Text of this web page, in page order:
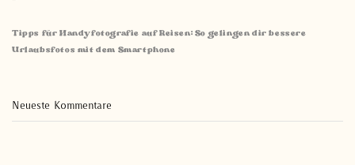
Tipps für Handyfotografie auf Reisen: So gelingen dir bessere
Urlaubsfotos mit dem Smartphone
Neueste Kommentare